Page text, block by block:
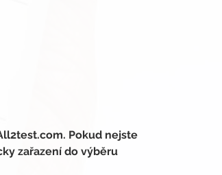
Pokud nejste
zařazení do výběru